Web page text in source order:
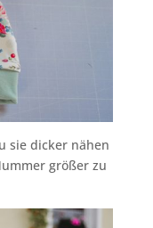
sie dicker nähen
größer zu